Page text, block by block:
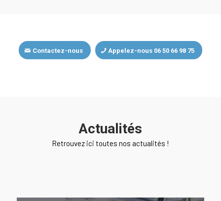
Contactez-nous Appelez-nous 06 50 66 98 75
Actualités
Retrouvez ici toutes nos actualités !